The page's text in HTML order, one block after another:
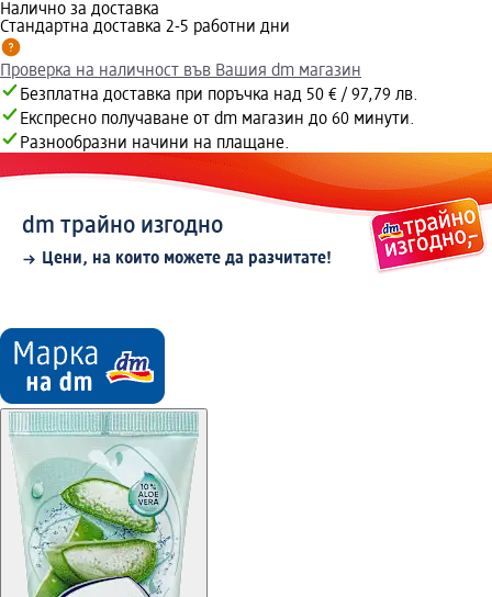
Налично за доставка
Стандартна доставка 2-5 работни дни
Проверка на наличност във Вашия dm магазин
Безплатна доставка при поръчка над 50 € / 97,79 лв.
Експресно получаване от dm магазин до 60 минути.
Разнообразни начини на плащане.
dm трайно изгодно
Цени, на които можете да разчитате!